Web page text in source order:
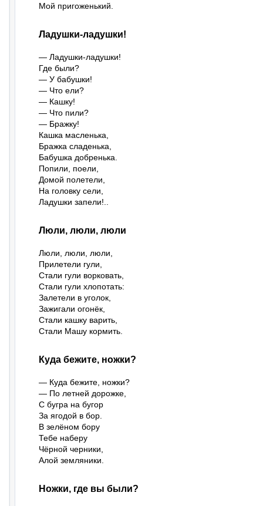
Мой пригоженький.
Ладушки-ладушки!
— Ладушки-ладушки!
Где были?
— У бабушки!
— Что ели?
— Кашку!
— Что пили?
— Бражку!
Кашка масленька,
Бражка сладенька,
Бабушка добренька.
Попили, поели,
Домой полетели,
На головку сели,
Ладушки запели!..
Люли, люли, люли
Люли, люли, люли,
Прилетели гули,
Стали гули ворковать,
Стали гули хлопотать:
Залетели в уголок,
Зажигали огонёк,
Стали кашку варить,
Стали Машу кормить.
Куда бежите, ножки?
— Куда бежите, ножки?
— По летней дорожке,
С бугра на бугор
За ягодой в бор.
В зелёном бору
Тебе наберу
Чёрной черники,
Алой земляники.
Ножки, где вы были?